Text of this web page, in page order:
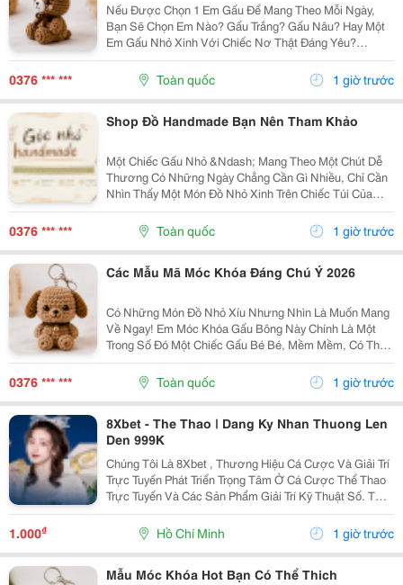
Nếu Được Chọn 1 Em Gấu Để Mang Theo Mỗi Ngày,
Bạn Sẽ Chọn Em Nào? Gấu Trắng? Gấu Nâu? Hay Một
Em Gấu Nhỏ Xinh Với Chiếc Nơ Thật Đáng Yêu?
Những Chiếc Móc Khóa Gấu Bông Không Chỉ Là Phụ
Kiện Treo Túi Mà Còn Là Một Cách Để Bạn Thêm Chút
Cá Tính Vào...
0376 *** *** Toàn quốc 1 giờ trước
Shop Đồ Handmade Bạn Nên Tham Khảo
Một Chiếc Gấu Nhỏ &Ndash; Mang Theo Một Chút Dễ
Thương Có Những Ngày Chẳng Cần Gì Nhiều, Chỉ Cần
Nhìn Thấy Một Món Đồ Nhỏ Xinh Trên Chiếc Túi Của
Mình Cũng Đủ Thấy Vui Rồi Những Em Móc Khóa Gấu
Bông Được Làm Với Kiểu Dáng Đáng Yêu, Nhỏ Gọn,
Thích...
0376 *** *** Toàn quốc 1 giờ trước
Các Mẫu Mã Móc Khóa Đáng Chú Ý 2026
Có Những Món Đồ Nhỏ Xíu Nhưng Nhìn Là Muốn Mang
Về Ngay! Em Móc Khóa Gấu Bông Này Chính Là Một
Trong Số Đó Một Chiếc Gấu Bé Bé, Mềm Mềm, Có Thể
Treo Trên Balo, Túi Xách Hay Chìa Khóa. Mỗi Lần Nhìn
Thấy Lại Thấy Chiếc Túi Của Mình Đáng Yêu Hơn Một...
0376 *** *** Toàn quốc 1 giờ trước
8Xbet - The Thao | Dang Ky Nhan Thuong Len
Den 999K
Chúng Tôi Là 8Xbet , Thương Hiệu Cá Cược Và Giải Trí
Trực Tuyến Phát Triển Trọng Tâm Ở Cá Cược Thể Thao
Trực Tuyến Và Các Sản Phẩm Giải Trí Kỹ Thuật Số. Từ
Năm 2024, 8Xbet Trở Thành Đối Tác Cá Cược Chính
Thức Tại Khu Vực Châu Á &Ndash; Thái Bình...
1.000₫ Hồ Chí Minh 1 giờ trước
Mẫu Móc Khóa Hot Bạn Có Thể Thich